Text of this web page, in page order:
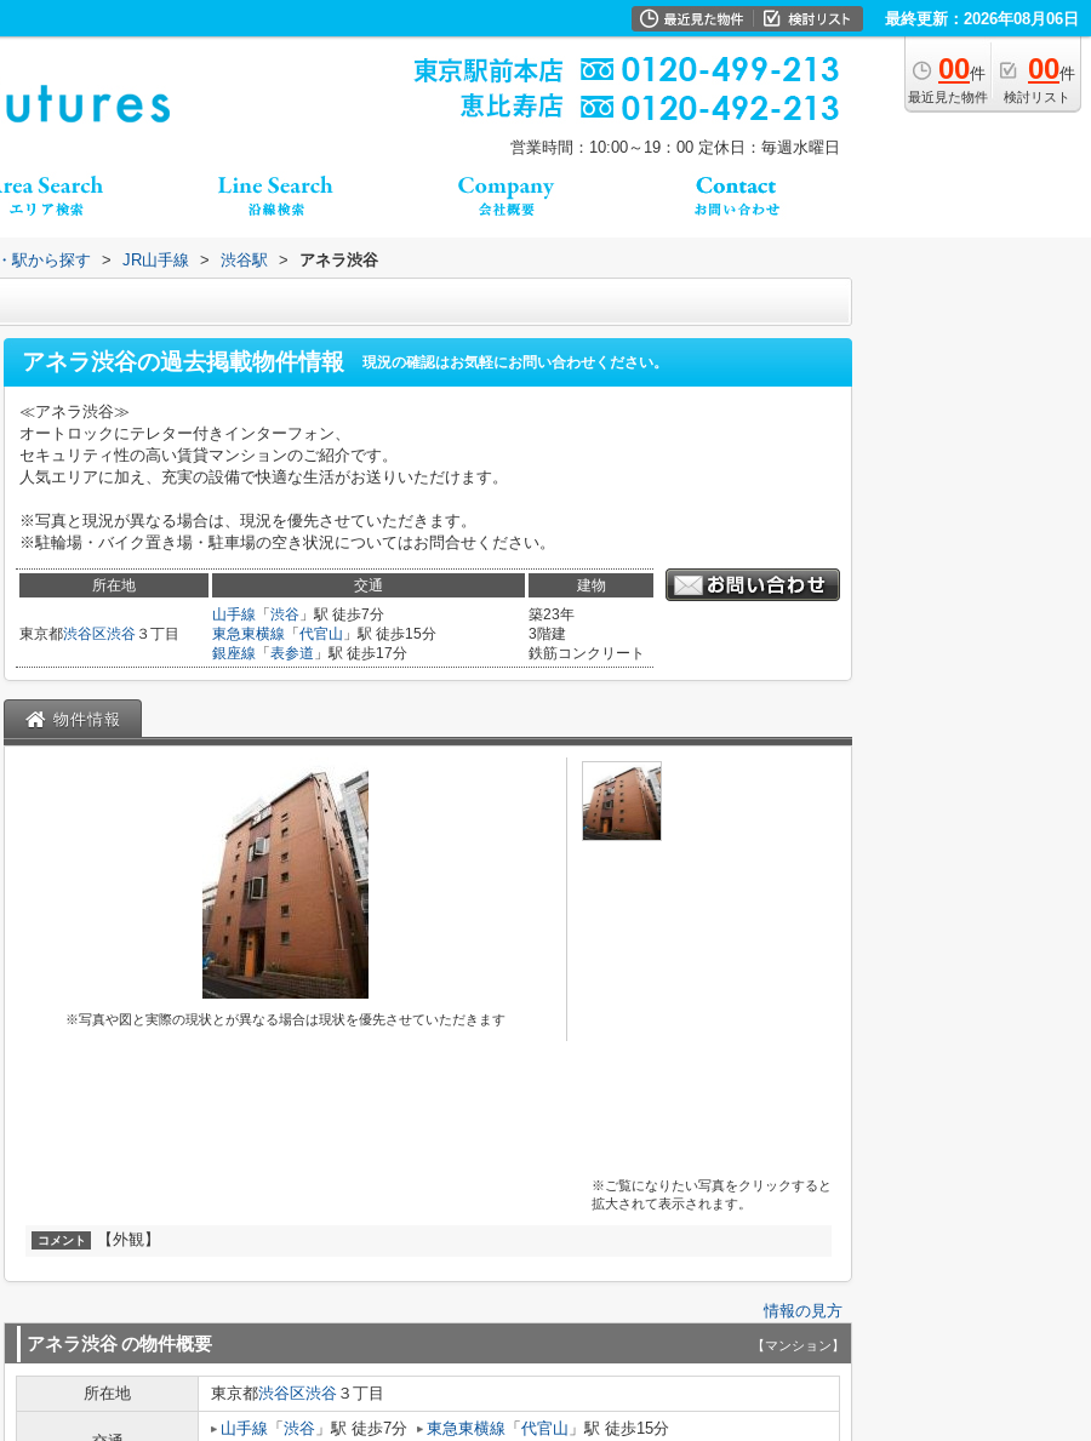
最終更新：2026年08月06日
00件
最近見た物件
00件
検討リスト
営業時間：10:00～19：00 定休日：毎週水曜日
駅から探す > JR山手線 > 渋谷駅 > アネラ渋谷
アネラ渋谷の過去掲載物件情報 現況の確認はお気軽にお問い合わせください。
≪アネラ渋谷≫
オートロックにテレター付きインターフォン、
セキュリティ性の高い賃貸マンションのご紹介です。
人気エリアに加え、充実の設備で快適な生活がお送りいただけます。
※写真と現況が異なる場合は、現況を優先させていただきます。
※駐輪場・バイク置き場・駐車場の空き状況についてはお問合せください。
所在地 交通 建物
東京都渋谷区渋谷 ３丁目
山手線 「 渋谷 」駅 徒歩7分
東急東横線 「 代官山 」駅 徒歩15分
銀座線 「 表参道 」駅 徒歩17分
築23年
3階建
鉄筋コンクリート
物件情報
※写真や図と実際の現状とが異なる場合は現状を優先させていただきます
※ご覧になりたい写真をクリックすると
拡大されて表示されます。
コメント 【外観】
情報の見方
アネラ渋谷の物件概要 【マンション】
所在地 東京都渋谷区渋谷 ３丁目
山手線 「 渋谷 」駅 徒歩7分 東急東横線 「 代官山 」駅 徒歩15分